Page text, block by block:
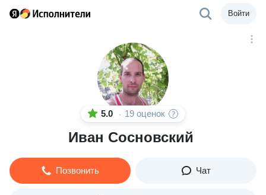
Войти
5.0 · 19 оценок
Иван Сосновский
Позвонить Чат